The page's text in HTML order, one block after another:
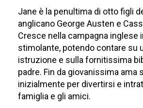
Jane è la penultima di otto figli
anglicano George Austen e
Cresce nella campagna inglese
stimolante, potendo contare su
istruzione e sulla fornitissima
padre. Fin da giovanissima ama
inizialmente per divertirsi e
famiglia e gli amici.